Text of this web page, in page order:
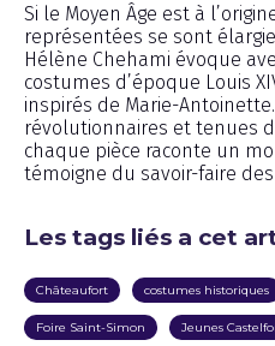
Si le Moyen Âge est à
représentées se sont
Hélène Chehami évoque
costumes d’époque Louis
inspirés de Marie-
révolutionnaires et tenues
chaque pièce raconte un
témoigne du savoir-faire
Les tags liés a cet
Châteaufort costumes historiques
Foire Saint-Simon Jeunes